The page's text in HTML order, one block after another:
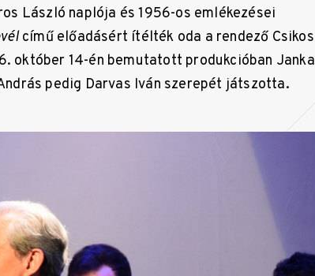
László naplója és 1956-os emlékezései
című előadásért ítélték oda a rendező Csikos
október 14-én bemutatott produkcióban Janka
pedig Darvas Iván szerepét játszotta.